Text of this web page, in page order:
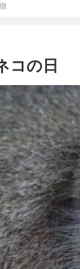
コの日